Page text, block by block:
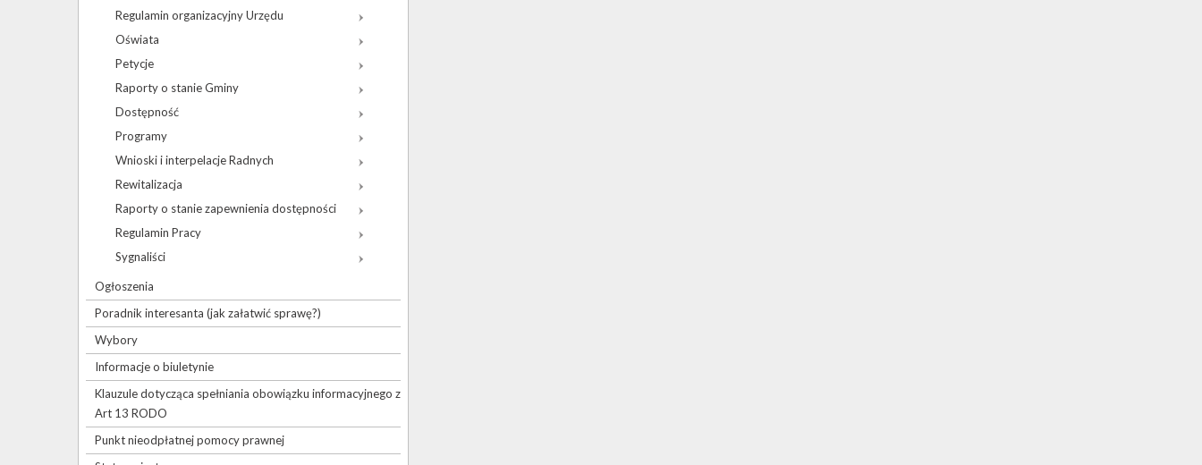
Regulamin organizacyjny Urzędu
Oświata
Petycje
Raporty o stanie Gminy
Dostępność
Programy
Wnioski i interpelacje Radnych
Rewitalizacja
Raporty o stanie zapewnienia dostępności
Regulamin Pracy
Sygnaliści
Ogłoszenia
Poradnik interesanta (jak załatwić sprawę?)
Wybory
Informacje o biuletynie
Klauzule dotycząca spełniania obowiązku informacyjnego z
Art 13 RODO
Punkt nieodpłatnej pomocy prawnej